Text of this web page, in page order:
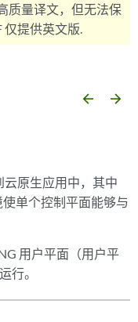
质量译文，但无法保
仅提供英文版.
arrow_backward arrow_forward
云原生应用中，其中
单个控制平面能够与
用户平面（用户平
行。